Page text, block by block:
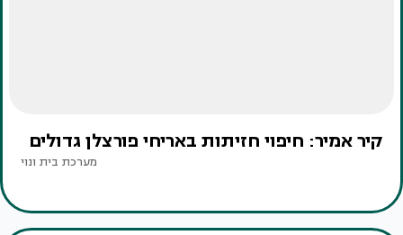
קיר אמיר: חיפוי חזיתות באריחי פורצלן גדולים
מערכת בית ונוי